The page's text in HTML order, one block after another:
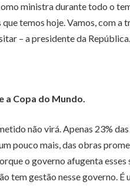
ministra durante todo o
temos hoje. Vamos, com
– a presidente da República.
a Copa do Mundo.
não virá. Apenas 23%
pouco mais, das obras
o governo afugenta
tem gestão nesse governo. É